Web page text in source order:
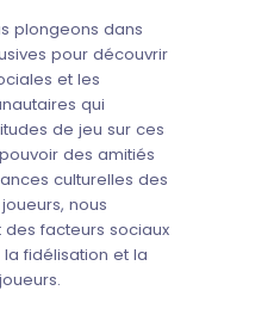
plongeons dans
pour découvrir
et les
qui
de jeu sur ces
des amitiés
culturelles des
nous
facteurs sociaux
fidélisation et la